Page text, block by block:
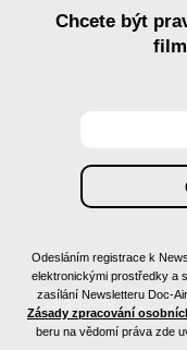
Chcete být
Odesláním registrace k
elektronickými prostředky a
zasílání Newsletteru Doc-
Zásady zpracování
beru na vědomí práva zde